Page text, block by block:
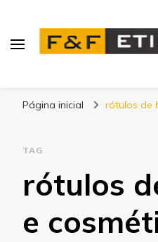
Página inicial rótulos de
TAG
rótulos
e